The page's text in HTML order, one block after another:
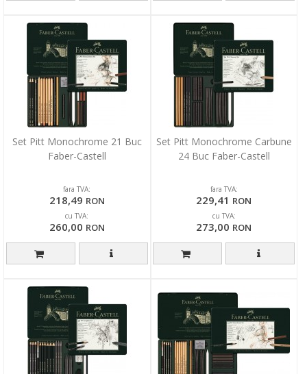
Set Pitt Monochrome 21 Buc
Faber-Castell
fara TVA:
218,49 RON
cu TVA:
260,00 RON
Set Pitt Monochrome Carbune
24 Buc Faber-Castell
fara TVA:
229,41 RON
cu TVA:
273,00 RON